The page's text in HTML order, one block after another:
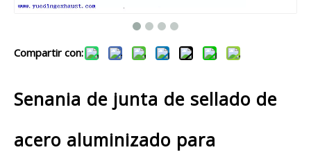
Compartir con:
Senania de junta de sellado de
acero aluminizado para